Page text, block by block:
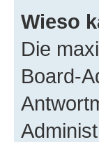
Wieso
Die
Board-